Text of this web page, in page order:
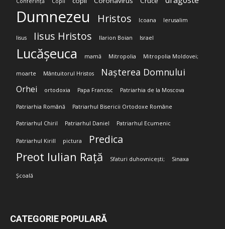
Dumnezeu Hristos Icoana Ierusalim
Iisus Iisus Hristos Ilarion Boian Israel
Lucășeuca mamă Mitropolia Mitropolia Moldovei;
moarte Mântuitorul Hristos Nașterea Domnului
Orhei ortodoxia Papa Francisc Patriarhia de la Moscova
Patriarhia Română Patriarhul Bisericii Ortodoxe Române
Patriarhul Chiril Patriarhul Daniel Patriarhul Ecumenic
Patriarhul Kirill pictura Predica
Preot Iulian Rață Sfaturi duhovnicești; Sinaxa
Școală
CATEGORIE POPULARĂ